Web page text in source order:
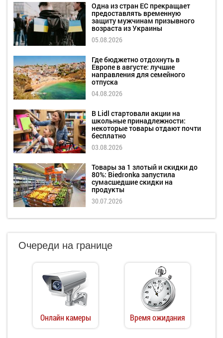
Одна из стран ЕС прекращает
предоставлять временную
защиту мужчинам призывного
возраста из Украины
05.08.2026
Где бюджетно отдохнуть в
Европе в августе: лучшие
направления для семейного
отпуска
04.08.2026
В Lidl стартовали акции на
школьные принадлежности:
некоторые товары отдают почти
бесплатно
03.08.2026
Товары за 1 злотый и скидки до
80%: Biedronka запустила
сумасшедшие скидки на
продукты
30.07.2026
Очереди на границе
Онлайн камеры Время ожидания